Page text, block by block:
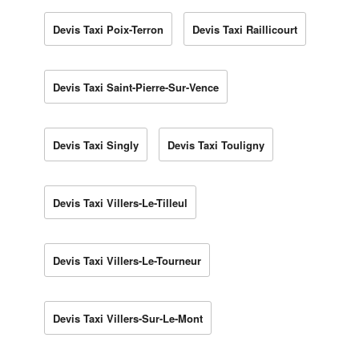
Devis Taxi Poix-Terron Devis Taxi Raillicourt
Devis Taxi Saint-Pierre-Sur-Vence
Devis Taxi Singly Devis Taxi Touligny
Devis Taxi Villers-Le-Tilleul
Devis Taxi Villers-Le-Tourneur
Devis Taxi Villers-Sur-Le-Mont